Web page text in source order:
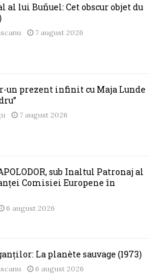
al lui Buñuel: Cet obscur objet du
7 august 2026
un prezent infinit cu Maja Lunde
7 august 2026
sub Înaltul Patronaj al
Comisiei Europene în
6 august 2026
La planète sauvage (1973)
6 august 2026